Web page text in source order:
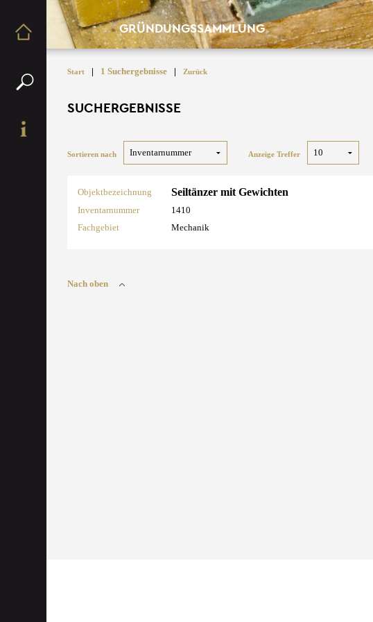
GRÜNDUNGSSAMMLUNG
Start | 1 Suchergebnisse | Zurück
SUCHERGEBNISSE
Sortieren nach Anzeige Treffer
Objektbezeichnung Seiltänzer mit Gewichten
Inventarnummer
1410
Fachgebiet
Mechanik
Nach oben